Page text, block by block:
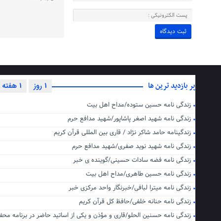
پر بازدید ترین ها 1 هفته 1 روز
زندگی نامه حسین ستوده/مداح اهل بیت
زندگی نامه شهید اصغر پاشاپور/شهید مدافع حرم
زندگینامه حامد شاکر نژاد / قاری بین المللی قرآن کریم
زندگی نامه شهید نوید صفری/شهید مدافع حرم
زندگی نامه فضه سادات حسینی/گوینده ی خبر
زندگی نامه حسین طاهری/مداح اهل بیت
زندگی نامه میترا لبافی/خبرنگار واحد مرکزی خبر
زندگی نامه حنانه خلفی/حافظ کل قرآن کریم
زندگی نامه حسنین الحلو/قاری و مؤذن و یکی از اساتید حاضر در برنامه